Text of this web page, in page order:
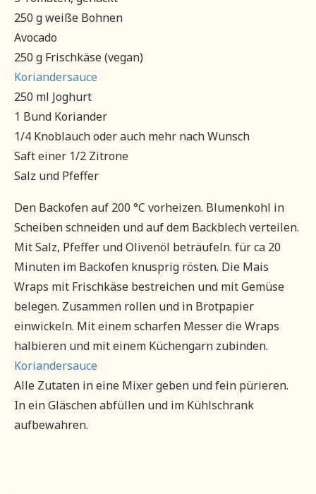
250 g weiße Bohnen
Avocado
250 g Frischkäse (vegan)
Koriandersauce
250 ml Joghurt
1 Bund Koriander
1/4 Knoblauch oder auch mehr nach Wunsch
Saft einer 1/2 Zitrone
Salz und Pfeffer
Den Backofen auf 200 °C vorheizen. Blumenkohl in
Scheiben schneiden und auf dem Backblech verteilen.
Mit Salz, Pfeffer und Olivenöl beträufeln. für ca 20
Minuten im Backofen knusprig rösten. Die Mais
Wraps mit Frischkäse bestreichen und mit Gemüse
belegen. Zusammen rollen und in Brotpapier
einwickeln. Mit einem scharfen Messer die Wraps
halbieren und mit einem Küchengarn zubinden.
Koriandersauce
Alle Zutaten in eine Mixer geben und fein pürieren.
In ein Gläschen abfüllen und im Kühlschrank
aufbewahren.